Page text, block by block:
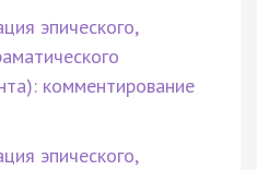
эпического,
комментирование
эпического,